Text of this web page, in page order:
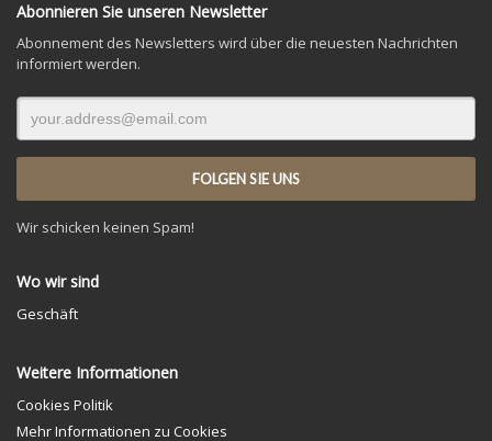
Abonnieren Sie unseren Newsletter
Abonnement des Newsletters wird über die neuesten Nachrichten
informiert werden.
Wir schicken keinen Spam!
Wo wir sind
Geschäft
Weitere Informationen
Cookies Politik
Mehr Informationen zu Cookies